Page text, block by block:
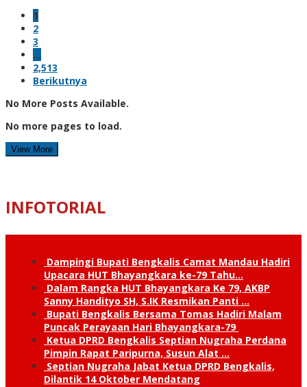
1
2
3
…
2,513
Berikutnya
No More Posts Available.
No more pages to load.
View More
INFOTORIAL
Dampingi Bupati Bengkalis Camat Mandau Hadiri
Upacara HUT Bhayangkara ke-79 Tahu…
Dalam Rangka HUT Bhayangkara Ke 79, AKBP
Sanny Handityo SH, S.IK Resmikan Panti …
Bupati Bengkalis Bersama Tomas Hadiri Malam
Puncak Perayaan Hari Bhayangkara-79
Ketua DPRD Bengkalis Septian Nugraha Perdana
Pimpin Rapat Paripurna, Susun Alat …
Septian Nugraha Jabat Ketua DPRD Bengkalis,
Dilantik 14 Oktober Mendatang